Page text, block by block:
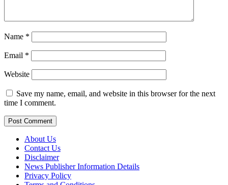
Name *
Email *
Website
Save my name, email, and website in this browser for the next
time I comment.
About Us
Contact Us
Disclaimer
News Publisher Information Details
Privacy Policy